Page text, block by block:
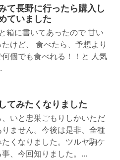
て長野に行ったら購入し
ていました
箱に書いてあったので 甘い
けど、 食べたら、予想より
何個でも食べれる！！と 人気
てみたくなりました
いと忠巣ごもりしかいただ
りません。今後は是非、全種
くなりました。ツルヤ駒ケ
、今回知りました。...